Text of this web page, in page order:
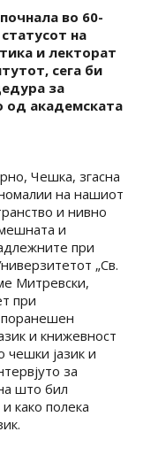
во 60-
на
и лекторат
сега би
за
од академската
Чешка, згасна
на нашиот
и нивно
и
при
„Св.
Митревски,
при
и книжевност
чешки јазик и
за
што бил
како полека